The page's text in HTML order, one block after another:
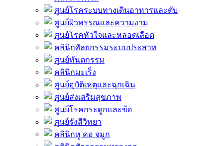
ศูนย์โรคระบบทางเดินอาหารและตับ
ศูนย์ผิวพรรณและความงาม
ศูนย์โรคหัวใจและหลอดเลือด
คลินิกศัลยกรรมระบบประสาท
ศูนย์ทันตกรรม
คลินิกมะเร็ง
ศูนย์อุบัติเหตุและฉุกเฉิน
ศูนย์ส่งเสริมสุขภาพ
ศูนย์โรคกระดูกและข้อ
ศูนย์รังสีวิทยา
คลินิกหู คอ จมูก